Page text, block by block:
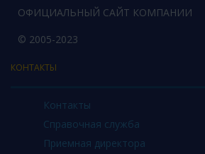
ОФИЦИАЛЬНЫЙ САЙТ КОМПАНИИ
© 2005-2023
КОНТАКТЫ
Контакты
Справочная служба
Приемная директора